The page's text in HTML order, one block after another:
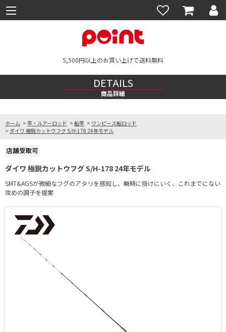
5,500円以上のお買い上げで送料無料
DETAILS
商品詳細
ホーム > 竿・ルアーロッド > 船竿 > ワンピース船ロッド
> ダイワ 極鋭カットウフグ S/H-178 24年モデル
ダイワ 極鋭カットウフグ S/H-178 24年モデル
SMT&AGSが微細なフグのアタリを感知し、瞬時に掛けにいく、これまでにない
攻めの調子を提案